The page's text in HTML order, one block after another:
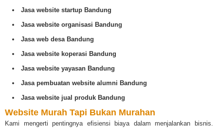
Jasa website startup Bandung
Jasa website organisasi Bandung
Jasa web desa Bandung
Jasa website koperasi Bandung
Jasa website yayasan Bandung
Jasa pembuatan website alumni Bandung
Jasa website jual produk Bandung
Website Murah Tapi Bukan Murahan
Kami mengerti pentingnya efisiensi biaya dalam menjalankan bisnis.